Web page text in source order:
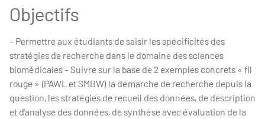
Objectifs
- Permettre aux étudiants de saisir les spécificités des
stratégies de recherche dans le domaine des sciences
biomédicales - Suivre sur la base de 2 exemples concrets « fil
rouge » (PAWL et SMBW) la démarche de recherche depuis la
question, les stratégies de recueil des données, de description
et d’analyse des données, de synthèse avec évaluation de la